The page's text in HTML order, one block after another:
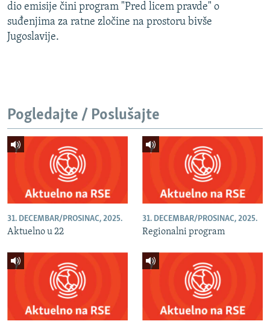
MOJA EVROPA
TRI DECENIJE OD RATA U BIH
dio emisije čini program "Pred licem pravde" o
suđenjima za ratne zločine na prostoru bivše
Jugoslavije.
Pogledajte / Poslušajte
31. DECEMBAR/PROSINAC, 2025.
Aktuelno u 22
31. DECEMBAR/PROSINAC, 2025.
Regionalni program